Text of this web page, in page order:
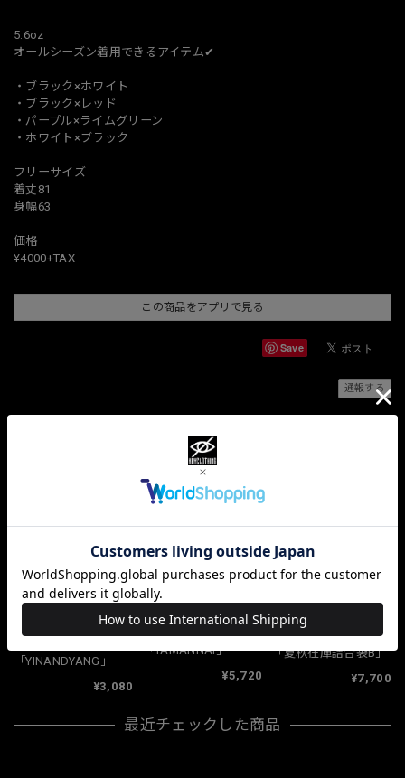
5.6oz
オールシーズン着用できるアイテム✔︎
・ブラック×ホワイト
・ブラック×レッド
・パープル×ライムグリーン
・ホワイト×ブラック
フリーサイズ
着丈81
身幅63
価格
¥4000+TAX
この商品をアプリで見る
Save
通報する
10064 381
関連商品
「YINANDYANG」
¥3,080
「TAMANNAI」
¥5,720
「夏秋在庫詰合袋B」
¥7,700
最近チェックした商品